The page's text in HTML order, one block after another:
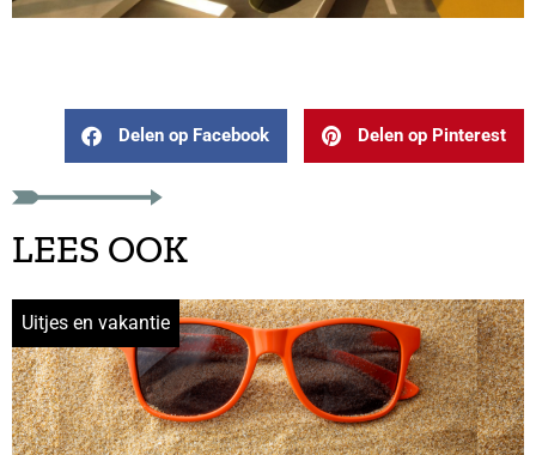
Delen op Facebook Delen op Pinterest
LEES OOK
Uitjes en vakantie